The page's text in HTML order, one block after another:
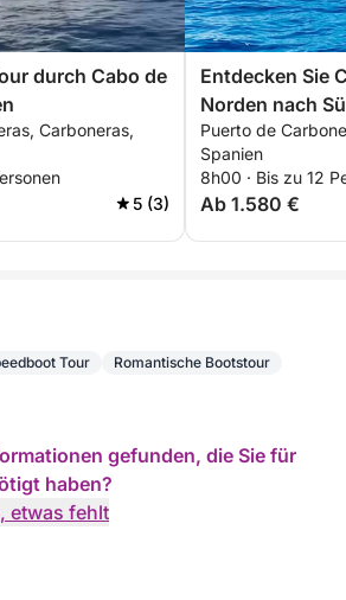
durch Cabo de
Carboneras,
5 (3)
Entdecken Sie
Norden nach
Puerto de
Spanien
8h00 · Bis zu 12
Ab 1.580 €
Tour Romantische Bootstour
gefunden, die Sie für
haben?
etwas fehlt